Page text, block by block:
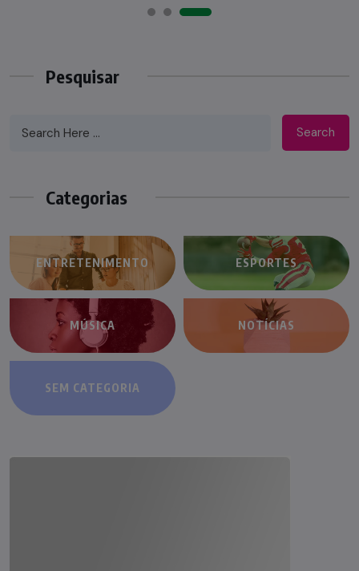
Pesquisar
Search
Categorias
ENTRETENIMENTO ESPORTES
MÚSICA NOTÍCIAS
SEM CATEGORIA